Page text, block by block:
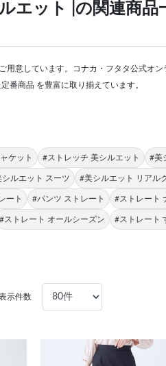
エット |の関連商品
意しています。コナカ・フタタ公式オ
番商品 を豊富に取り揃えています。
ケット #ストレッチ 美シルエット #美
シルエット スーツ #美シルエット リアル
ート #パンツ ストレート #ストレート
#ストレート オールシーズン #ストレート
示件数